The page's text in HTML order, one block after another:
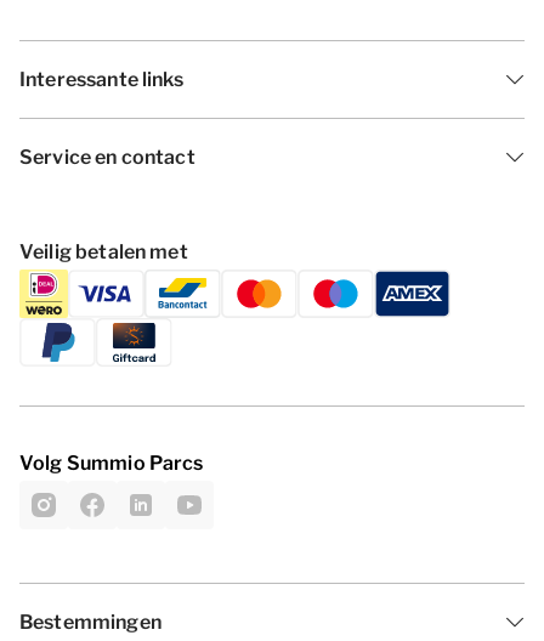
Interessante links
Service en contact
Veilig betalen met
Volg Summio Parcs
Bestemmingen